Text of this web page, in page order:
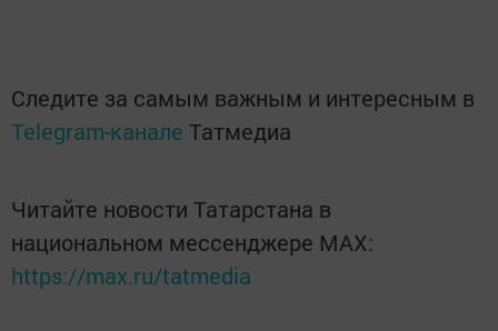
Следите за самым важным и интересным в
Telegram-канале Татмедиа
Читайте новости Татарстана в
национальном мессенджере MАХ:
https://max.ru/tatmedia